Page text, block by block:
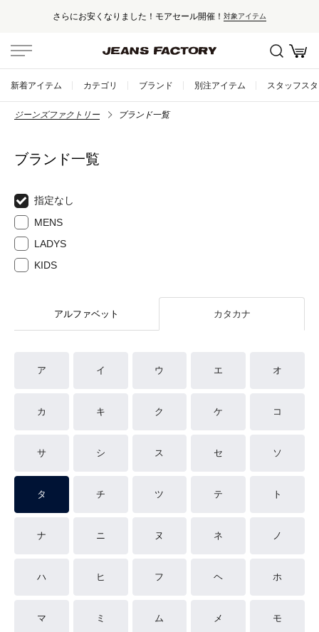
さらにお安くなりました！モアセール開催！ 対象アイテム
新着アイテム カテゴリ ブランド 別注アイテム スタッフス
ジーンズファクトリー ブランド一覧
ブランド一覧
指定なし
MENS
LADYS
KIDS
アルファベット カタカナ
ア イ ウ エ オ
カ キ ク ケ コ
サ シ ス セ ソ
タ チ ツ テ ト
ナ ニ ヌ ネ ノ
ハ ヒ フ ヘ ホ
マ ミ ム メ モ